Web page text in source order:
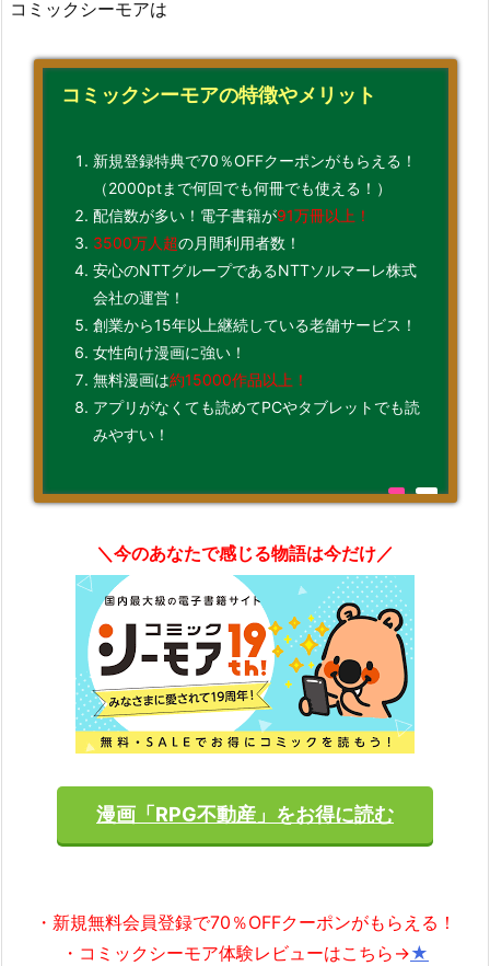
コミックシーモアは
コミックシーモアの特徴やメリット
新規登録特典で70％OFFクーポンがもらえる！
（2000ptまで何回でも何冊でも使える！）
配信数が多い！電子書籍が91万冊以上！
3500万人超の月間利用者数！
安心のNTTグループであるNTTソルマーレ株式
会社の運営！
創業から15年以上継続している老舗サービス！
女性向け漫画に強い！
無料漫画は約15000作品以上！
アプリがなくても読めてPCやタブレットでも読
みやすい！
＼今のあなたで感じる物語は今だけ／
漫画「RPG不動産」をお得に読む
・新規無料会員登録で70％OFFクーポンがもらえる！
・コミックシーモア体験レビューはこちら→★